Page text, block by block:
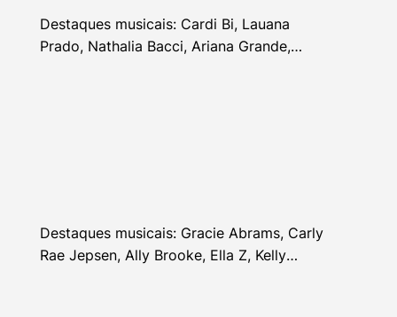
Destaques musicais: Cardi Bi, Lauana
Prado, Nathalia Bacci, Ariana Grande,
Destaques musicais: Gracie Abrams, Carly
Rae Jepsen, Ally Brooke, Ella Z, Kelly